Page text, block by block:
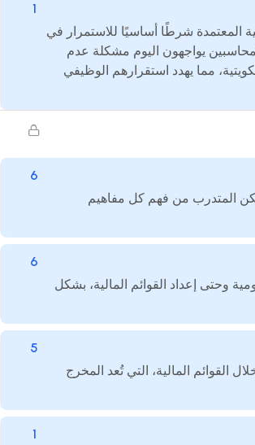
المعتمدة شرطًا أساسيًا للاستمرار في
يواجهون اليوم مشكلة عدم
مما يهدد استقرارهم الوظيفي
1
المتدرب من فهم كل مفاهيم
6
وحتى إعداد القوائم المالية، بشكل
6
المالية، التي تُعد المخرج
5
1